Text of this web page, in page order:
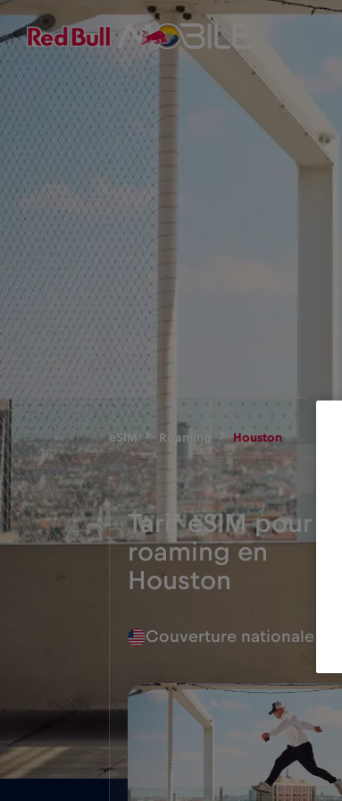
eSIM Roaming Houston
Tarif eSIM pour le
roaming en
Houston
Couverture nationale